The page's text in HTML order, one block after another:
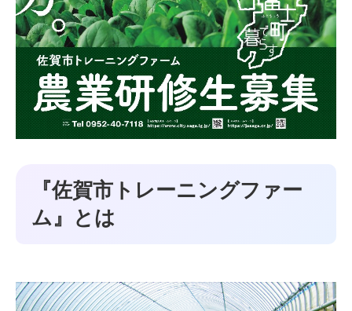
『佐賀市トレーニングファー
ム』とは